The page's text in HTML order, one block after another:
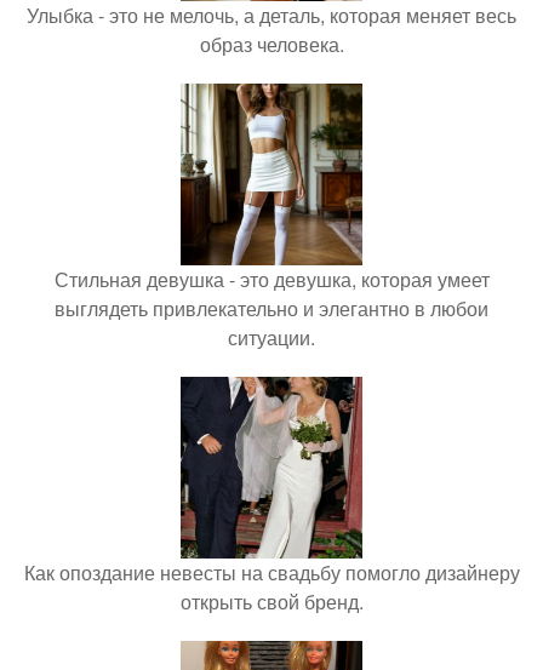
Улыбка - это не мелочь, а деталь, которая меняет весь
образ человека.
Стильная девушка - это девушка, которая умеет
выглядеть привлекательно и элегантно в любои
ситуации.
Как опоздание невесты на свадьбу помогло дизайнеру
открыть свой бренд.